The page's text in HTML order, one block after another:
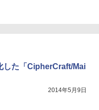
した「CipherCraft/Mai
2014年5月9日